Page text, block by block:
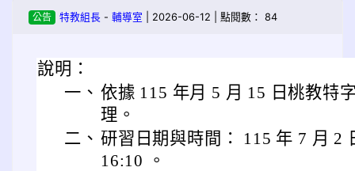
公告 特教組長- 輔導室 | 2026-06-12 | 點閱數： 84
說明：
一、 依據 115 年月 5 月 15 日桃教特
理。
二、 研習日期與時間： 115 年 7 月 2
16:10 。